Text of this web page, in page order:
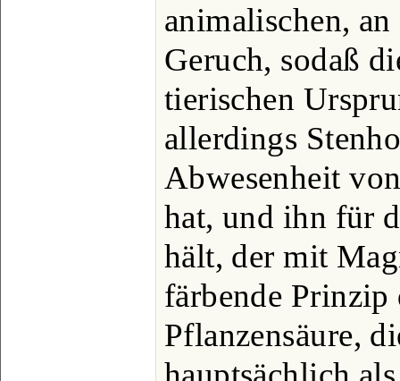
animalischen,
Geruch, sodaß
tierischen
allerdings
Abwesenheit
hat, und ihn für
hält, der mit
färbende Prinzip
Pflanzensäure,